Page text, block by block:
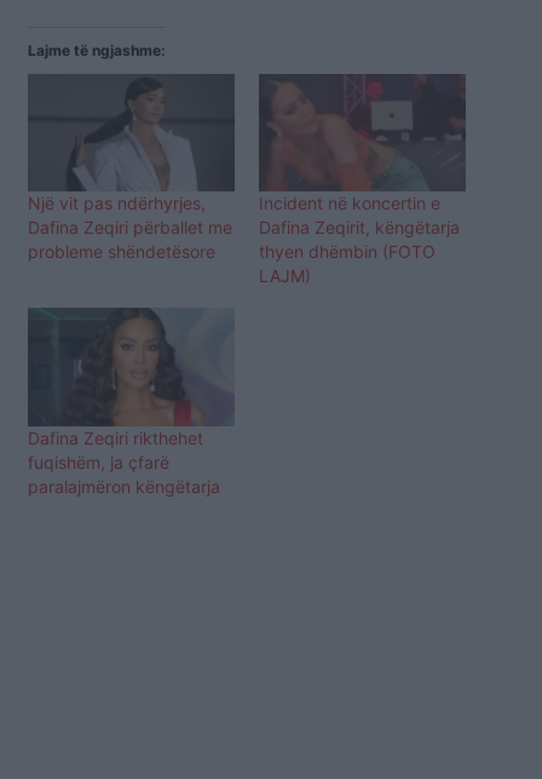
Lajme të ngjashme:
Një vit pas ndërhyrjes,
Dafina Zeqiri përballet me
probleme shëndetësore
Incident në koncertin e
Dafina Zeqirit, këngëtarja
thyen dhëmbin (FOTO
LAJM)
Dafina Zeqiri rikthehet
fuqishëm, ja çfarë
paralajmëron këngëtarja